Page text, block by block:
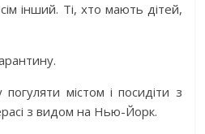
інший. Ті, хто мають дітей,
містом і посидіти з
з видом на Нью-Йорк.